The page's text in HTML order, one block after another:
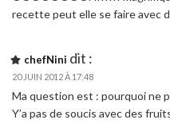
recette peut elle se faire avec
chefNini dit :
20 JUIN 2012 À 17:48
Ma question est : pourquoi ne
Y’a pas de soucis avec des